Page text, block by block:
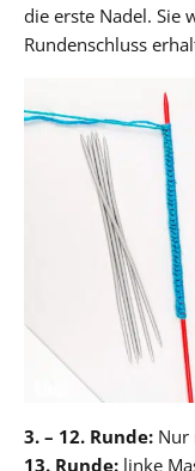
die erste Nadel. Sie
Rundenschluss
3. – 12. Runde: Nur
13. Runde: linke